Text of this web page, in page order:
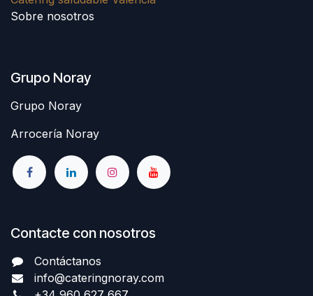
Sobre nosotros
Grupo Noray
Grupo Noray
Arrocería Noray
Contacte con nosotros
Contáctanos
info@cateringnoray.com